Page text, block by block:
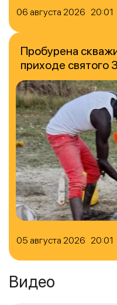
06 августа 2026 20:01
05 августа 2026 20:01
Пробурена
приходе святого
Видео